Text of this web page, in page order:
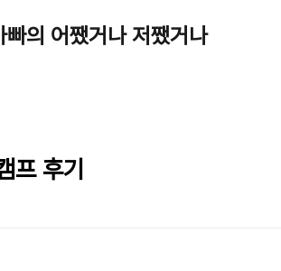
빠의 어쨌거나 저쨌거나
후기